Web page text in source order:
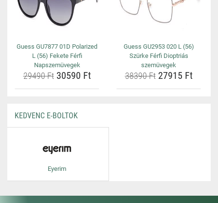
Guess GU7877 01D Polarized
L (56) Fekete Férfi
Napszemüvegek
29490 Ft30590 Ft
Guess GU2953 020 L (56)
Szürke Férfi Dioptriás
szemüvegek
38390 Ft27915 Ft
KEDVENC E-BOLTOK
Eyerim